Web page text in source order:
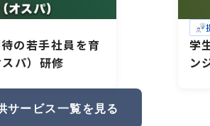
の若手社員を育
パ）研修
学
ン
サービス一覧を見る